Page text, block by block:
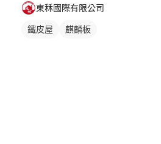
東秝國際有限公司
鐵皮屋 麒麟板